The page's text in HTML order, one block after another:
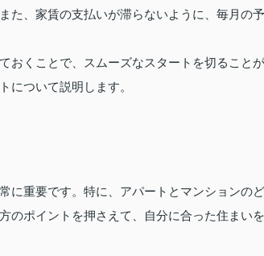
た、家賃の支払いが滞らないように、毎月の予
おくことで、スムーズなスタートを切ることが
について説明します。
に重要です。特に、アパートとマンションのど
のポイントを押さえて、自分に合った住まいを